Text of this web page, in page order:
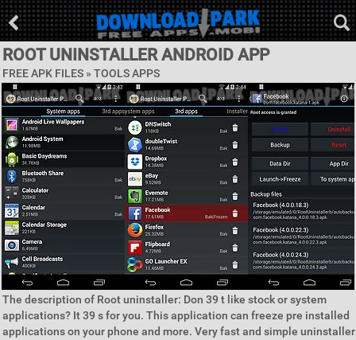
ROOT UNINSTALLER ANDROID APP
FREE APK FILES » TOOLS APPS
The description of Root uninstaller: Don 39 t like stock or system
applications? It 39 s for you. This application can freeze pre installed
applications on your phone and more. Very fast and simple uninstaller